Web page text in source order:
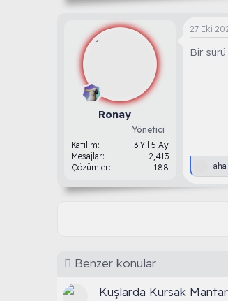
l
r
Ronay
Yönetici
Katılım
3 Yıl 5 Ay
Mesajlar
2,413
Çözümler
188
27 Eki
Bir
T
e
Taha
Benzer konular
Kuşlarda Kursak